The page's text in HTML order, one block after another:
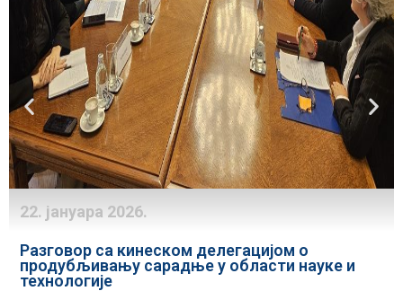
29. децембра 2025.
Састанак председника Националног савета
са руководством компаније Serbia Zijin Copper
doo